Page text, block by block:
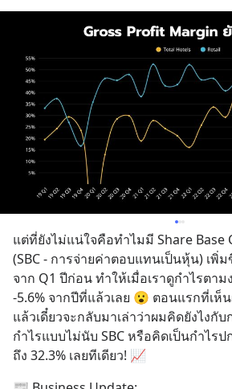
แต่ที่ยังไม่แน่ใจคือทำไมมี Share Base
(SBC - การจ่ายค่าตอบแทนเป็นหุ้น) เพิ่
จาก Q1 ปีก่อน ทำให้เมื่อเราดูกำไรตา
-5.6% จากปีที่แล้วเลย 😮 ตอนแรกที่เห็
แล้วเดี๋ยวจะกลับมาเล่าว่าผมคิดยังไงกั
กำไรแบบไม่นับ SBC หรือคิดเป็นกำไรป
ถึง 32.3% เลยทีเดียว! 📈